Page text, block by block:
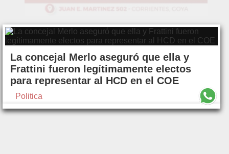
La concejal Merlo aseguró que ella y
Frattini fueron legítimamente electos
para representar al HCD en el COE
Politica